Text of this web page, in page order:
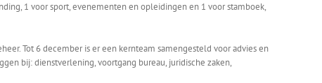
1 voor sport, evenementen en opleidingen en 1 voor stamboek,
Tot 6 december is er een kernteam samengesteld voor advies en
bij: dienstverlening, voortgang bureau, juridische zaken,